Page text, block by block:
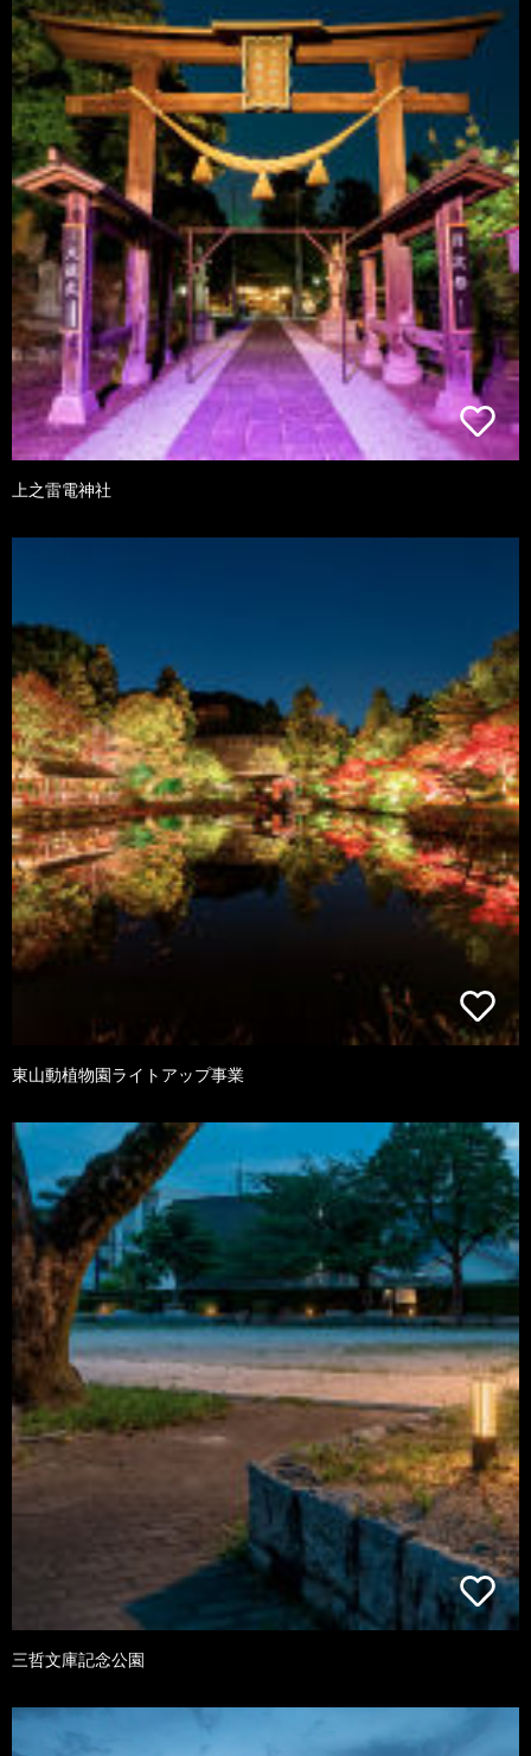
上之雷電神社
東山動植物園ライトアップ事業
三哲文庫記念公園